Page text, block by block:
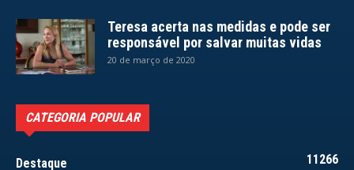
Teresa acerta nas medidas e pode ser
responsável por salvar muitas vidas
20 de março de 2020
CATEGORIA POPULAR
Destaque 11266